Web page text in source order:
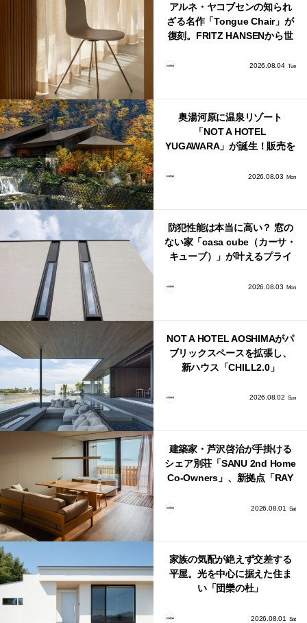
アルネ・ヤコブセンの知られ
ざる名作「Tongue Chair」が
復刻。FRITZ HANSENから世
2026.08.04 Tue
奥湯河原に温泉リゾート
「NOT A HOTEL
YUGAWARA」が誕生！販売を
2026.08.03 Mon
防犯性能は本当に高い？ 窓の
ない家「casa cube（カーサ・
キューブ）」が叶えるプライ
2026.08.03 Mon
NOT A HOTEL AOSHIMAがパ
ブリックスペースを拡張し、
新ハウス「CHILL2.0」
2026.08.02 Sun
建築家・芦沢啓治が手掛ける
シェア別荘「SANU 2nd Home
Co-Owners」、新拠点「RAY
2026.08.01 Sat
家族の気配が絶えず交差する
平屋。光を中心に据えた住ま
い「団欒の杜」
2026.08.01 Sat